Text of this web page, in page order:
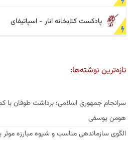
پادکست کتابخانه انار - اسپاتیفای
تازه‌ترین نوشته‌ها:
سرانجام جمهوری اسلامی؛ برداشت طوفان با
هومن یوسفی
الگوی سازماندهی مناسب و شیوه مبارزه موثر